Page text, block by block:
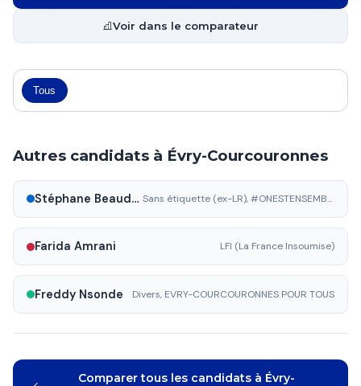
Voir dans le comparateur
Tous
Autres candidats à Évry-Courcouronnes
Stéphane Beaudet Sans étiquette (ex-LR), #ONESTENSEMBLE
Farida Amrani LFI (La France Insoumise)
Freddy Nsonde Divers, EVRY-COURCOURONNES POUR TOUS
Comparer tous les candidats à Évry-